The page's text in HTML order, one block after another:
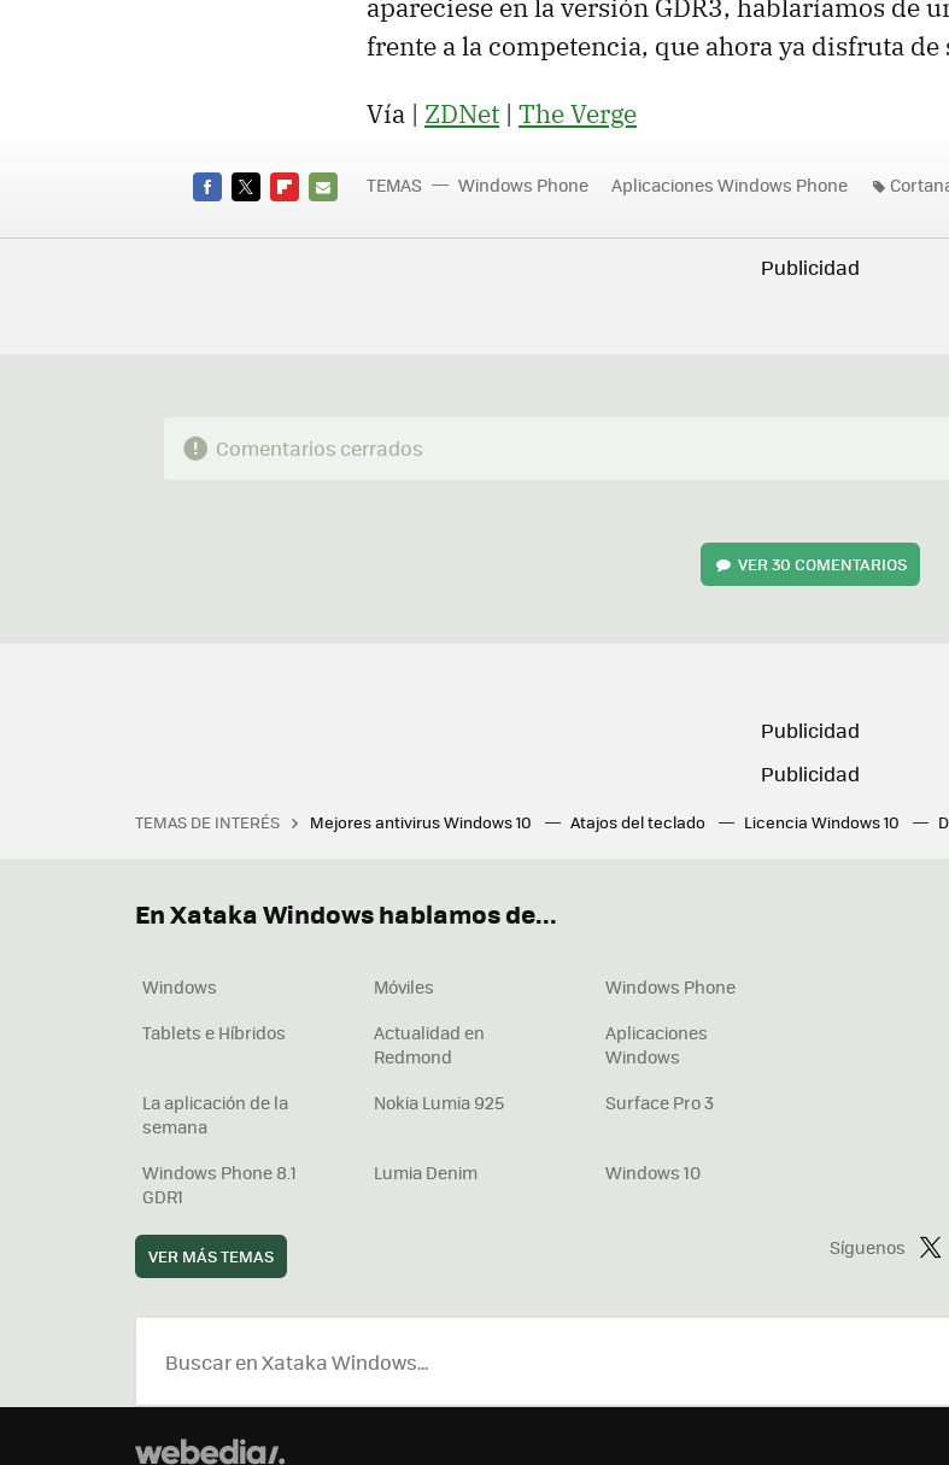
apareciese en la versión GDR3, hablaríamos de
frente a la competencia, que ahora ya disfruta
Vía | ZDNet | The Verge
MAIL
TEMAS Windows Phone Aplicaciones Windows Phone
Comentarios cerrados
VER30 COMENTARIOS
TEMAS DE INTERÉS Mejores antivirus Windows 10 Atajos del teclado Licencia Windows 10
Síguenos
ter
En Xataka Windows hablamos de...
Windows Móviles
Windows Phone
Tablets e Híbridos
Actualidad en
Redmond
Aplicaciones
Windows
La aplicación de la
semana
Nokia Lumia 925 Surface Pro 3
Windows Phone 8.1
GDR1
Lumia Denim Windows 10
VER MÁS TEMAS